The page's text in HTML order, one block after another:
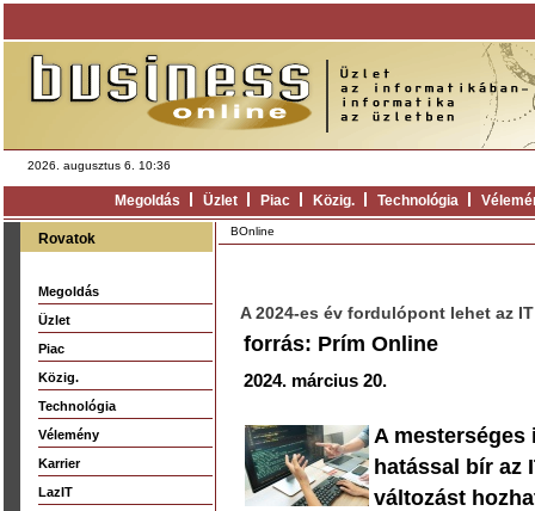
2026. augusztus 6. 10:36
Megoldás Üzlet Piac Közig. Technológia
Rovatok
Megoldás
Üzlet
Piac
Közig.
Technológia
Vélemény
Karrier
LazIT
BOnline
A 2024-es év fordulópont lehet az
forrás: Prím Online
2024. március 20.
A mesterséges
hatással bír az
változást